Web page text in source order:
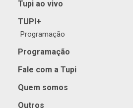
Tupi ao vivo
TUPI+
Programação
Programação
Fale com a Tupi
Quem somos
Outros